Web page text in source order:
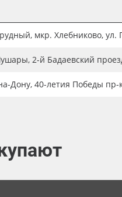
мкр. Хлебниково, ул.
2-й Бадаевский
Дону, 40-летия Победы пр-